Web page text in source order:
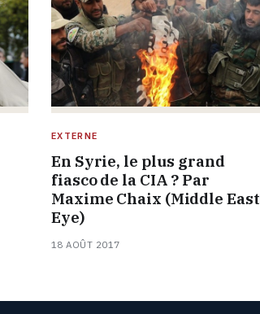
EXTERNE
En Syrie, le plus grand
fiasco de la CIA ? Par
Maxime Chaix (Middle East
Eye)
18 AOÛT 2017